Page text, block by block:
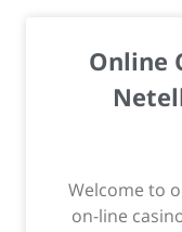
Online
Welcome to
on-line